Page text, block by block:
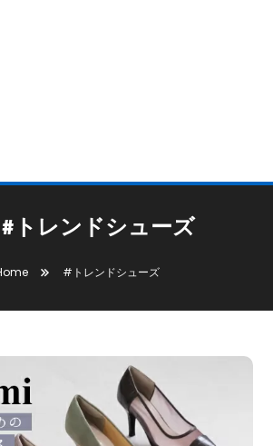
#トレンドシューズ
#トレンドシューズ